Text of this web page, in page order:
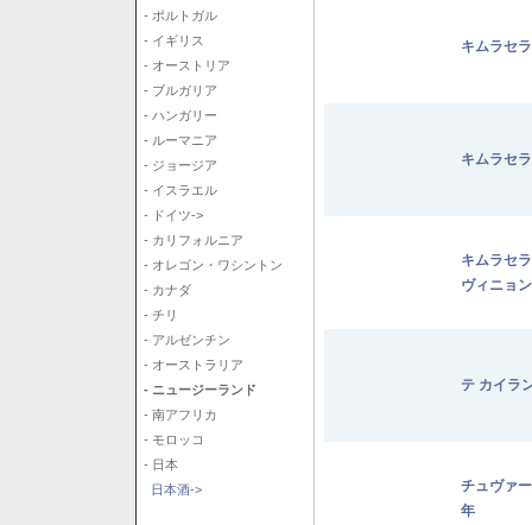
- ポルトガル
- イギリス
- オーストリア
- ブルガリア
- ハンガリー
- ルーマニア
- ジョージア
- イスラエル
- ドイツ->
- カリフォルニア
- オレゴン・ワシントン
- カナダ
- チリ
- アルゼンチン
- オーストラリア
- ニュージーランド
- 南アフリカ
- モロッコ
- 日本
日本酒->
キムラセ
キムラセ
キムラセ
ヴィニョ
テ カイ
チュヴァ
年